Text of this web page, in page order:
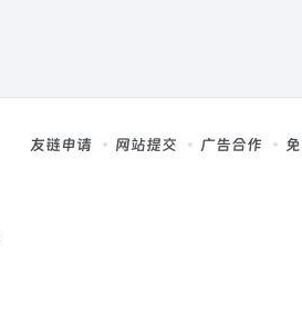
友链申请 网站提交 广告合作